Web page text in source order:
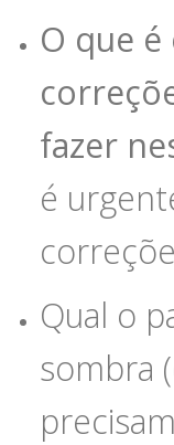
O que
fazer
é
Qual o
sombra